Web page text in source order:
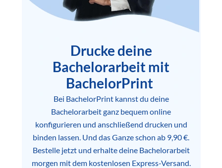
Drucke deine
Bachelorarbeit mit
BachelorPrint
Bei BachelorPrint kannst du deine
Bachelorarbeit ganz bequem online
konfigurieren und anschließend drucken und
binden lassen. Und das Ganze schon ab 9,90 €.
Bestelle jetzt und erhalte deine Bachelorarbeit
morgen mit dem kostenlosen Express-Versand.